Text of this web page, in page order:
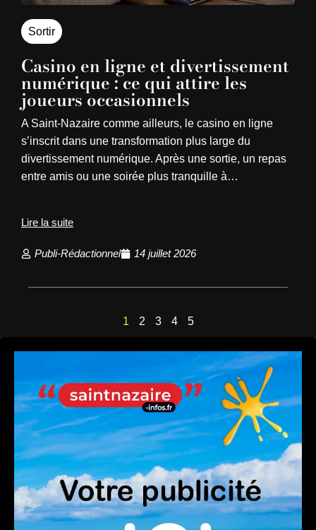
Sortir
Casino en ligne et divertissement
numérique : ce qui attire les
joueurs occasionnels
A Saint-Nazaire comme ailleurs, le casino en ligne
s’inscrit dans une transformation plus large du
divertissement numérique. Après une sortie, un repas
entre amis ou une soirée plus tranquille à…
Lire la suite
Publi-Rédactionnel 14 juillet 2026
1 2 3 4 5